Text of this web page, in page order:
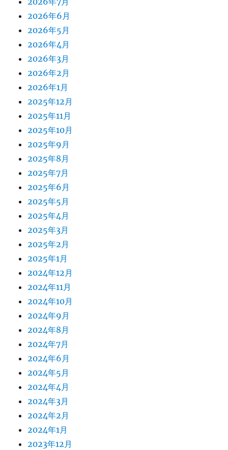
2026年6月
2026年5月
2026年4月
2026年3月
2026年2月
2026年1月
2025年12月
2025年11月
2025年10月
2025年9月
2025年8月
2025年7月
2025年6月
2025年5月
2025年4月
2025年3月
2025年2月
2025年1月
2024年12月
2024年11月
2024年10月
2024年9月
2024年8月
2024年7月
2024年6月
2024年5月
2024年4月
2024年3月
2024年2月
2024年1月
2023年12月